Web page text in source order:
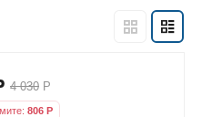
4 030 Р
806Р